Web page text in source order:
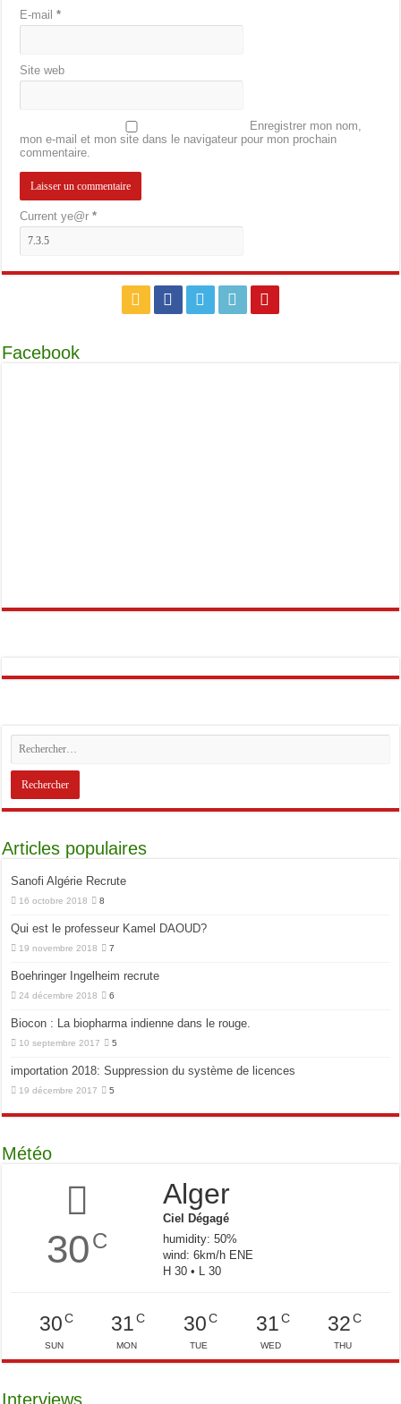
E-mail*
Site web
Enregistrer mon nom,
mon e-mail et mon site dans le navigateur pour mon prochain
commentaire.
Current ye@r*
Facebook
Articles populaires
Sanofi Algérie Recrute
16 octobre 2018 8
Qui est le professeur Kamel DAOUD?
19 novembre 2018 7
Boehringer Ingelheim recrute
24 décembre 2018 6
Biocon : La biopharma indienne dans le rouge.
10 septembre 2017 5
importation 2018: Suppression du système de licences
19 décembre 2017 5
Météo
30C
Alger
Ciel Dégagé
humidity: 50%
wind: 6km/h ENE
H 30 • L 30
30C
SUN
31 C
MON
30C
TUE
31C
WED
32 C
THU
Interviews